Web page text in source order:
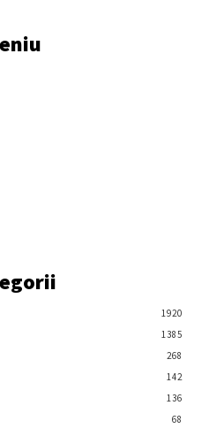
1920
1385
268
142
136
68